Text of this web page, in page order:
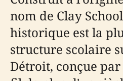
nom de Clay
historique est la
structure scolaire
Détroit, conçue